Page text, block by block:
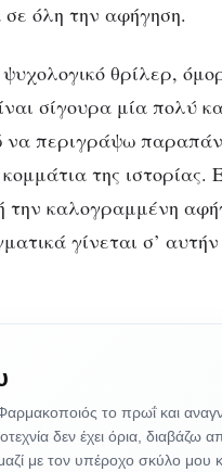
όλη την αφήγηση.
θρίλερ,
σίγουρα μία πολύ
να περιγράψω
της ιστορίας.
την καλογραμμένη
γίνεται σ’ αυτήν
το πρωΐ και
δεν έχει όρια,
με τον υπέροχο σκύλο μου